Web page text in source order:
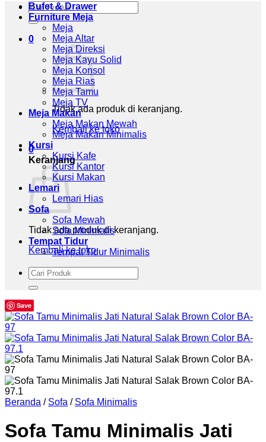
Pencarian
untuk:
0
Tidak ada produk di keranjang.
Kembali ke toko
0
Keranjang
Tidak ada produk di keranjang.
Kembali ke toko
Bufet & Drawer
Furniture Meja
Meja
Meja Altar
Meja Direksi
Meja Kayu Solid
Meja Konsol
Meja Rias
Meja Tamu
Meja TV
Meja Makan
Meja Makan Mewah
Meja Makan Minimalis
Kursi
Kursi Kafe
Kursi Kantor
Kursi Makan
Lemari
Lemari Hias
Sofa
Sofa Mewah
Sofa Minimalis
Tempat Tidur
Tempat Tidur Minimalis
Pencarian
untuk:
Save
Beranda / Sofa / Sofa Minimalis
Sofa Tamu Minimalis Jati